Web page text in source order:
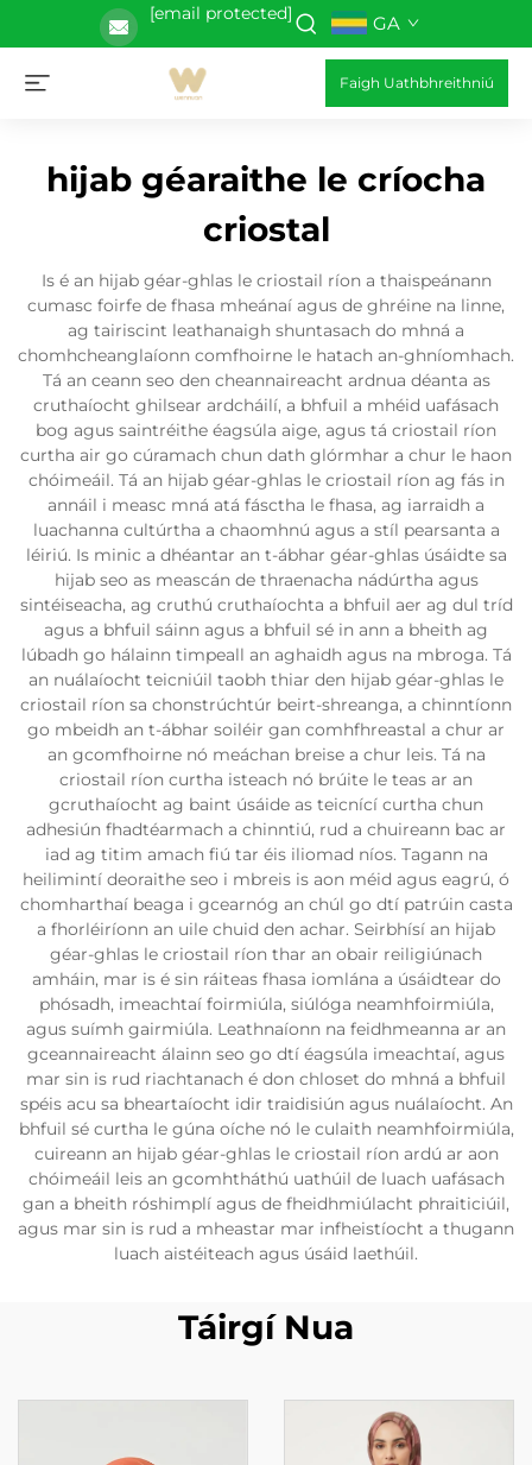
[email protected] GA
Faigh Uathbhreithniú
hijab géaraithe le críocha
criostal
Is é an hijab géar-ghlas le criostail ríon a thaispeánann
cumasc foirfe de fhasa mheánaí agus de ghréine na linne,
ag tairiscint leathanaigh shuntasach do mhná a
chomhcheanglaíonn comfhoirne le hatach an-ghníomhach.
Tá an ceann seo den cheannaireacht ardnua déanta as
cruthaíocht ghilsear ardcháilí, a bhfuil a mhéid uafásach
bog agus saintréithe éagsúla aige, agus tá criostail ríon
curtha air go cúramach chun dath glórmhar a chur le haon
chóimeáil. Tá an hijab géar-ghlas le criostail ríon ag fás in
annáil i measc mná atá fásctha le fhasa, ag iarraidh a
luachanna cultúrtha a chaomhnú agus a stíl pearsanta a
léiriú. Is minic a dhéantar an t-ábhar géar-ghlas úsáidte sa
hijab seo as meascán de thraenacha nádúrtha agus
sintéiseacha, ag cruthú cruthaíochta a bhfuil aer ag dul tríd
agus a bhfuil sáinn agus a bhfuil sé in ann a bheith ag
lúbadh go hálainn timpeall an aghaidh agus na mbroga. Tá
an nuálaíocht teicniúil taobh thiar den hijab géar-ghlas le
criostail ríon sa chonstrúchtúr beirt-shreanga, a chinntíonn
go mbeidh an t-ábhar soiléir gan comhfhreastal a chur ar
an gcomfhoirne nó meáchan breise a chur leis. Tá na
criostail ríon curtha isteach nó brúite le teas ar an
gcruthaíocht ag baint úsáide as teicnící curtha chun
adhesiún fhadtéarmach a chinntiú, rud a chuireann bac ar
iad ag titim amach fiú tar éis iliomad níos. Tagann na
heilimintí deoraithe seo i mbreis is aon méid agus eagrú, ó
chomharthaí beaga i gcearnóg an chúl go dtí patrúin casta
a fhorléiríonn an uile chuid den achar. Seirbhísí an hijab
géar-ghlas le criostail ríon thar an obair reiligiúnach
amháin, mar is é sin ráiteas fhasa iomlána a úsáidtear do
phósadh, imeachtaí foirmiúla, siúlóga neamhfoirmiúla,
agus suímh gairmiúla. Leathnaíonn na feidhmeanna ar an
gceannaireacht álainn seo go dtí éagsúla imeachtaí, agus
mar sin is rud riachtanach é don chloset do mhná a bhfuil
spéis acu sa bheartaíocht idir traidisiún agus nuálaíocht. An
bhfuil sé curtha le gúna oíche nó le culaith neamhfoirmiúla,
cuireann an hijab géar-ghlas le criostail ríon ardú ar aon
chóimeáil leis an gcomhtháthú uathúil de luach uafásach
gan a bheith róshimplí agus de fheidhmiúlacht phraiticiúil,
agus mar sin is rud a mheastar mar infheistíocht a thugann
luach aistéiteach agus úsáid laethúil.
Táirgí Nua